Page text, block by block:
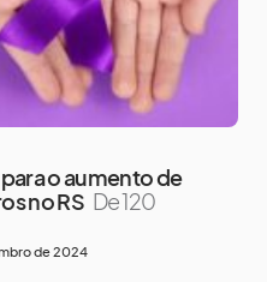
o aumento de
no RS De 120
de 2024